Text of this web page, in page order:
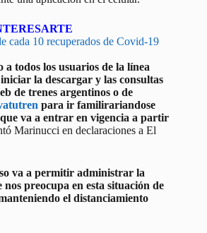
cada 10 recuperados de Covid-19
a todos los usuarios de la línea
la descargar y las consultas
de trenes argentinos o de
para ir familirariandose
que va a entrar en vigencia a partir
Marinucci en declaraciones a El
va a permitir administrar la
nos preocupa en esta situación de
el distanciamiento